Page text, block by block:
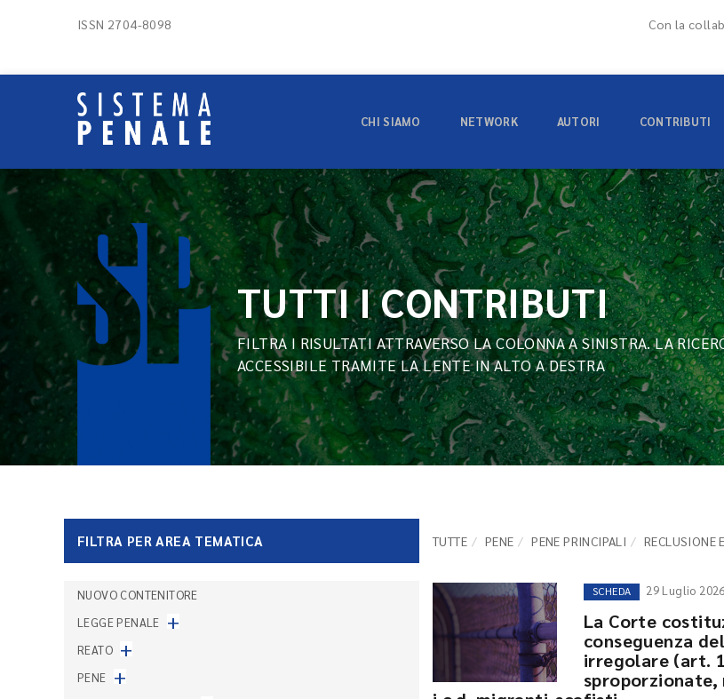
ISSN 2704-8098 Con la
CHI SIAMO NETWORK AUTORI CONTRIBUTI
TUTTI I CONTRIBUTI
FILTRA I RISULTATI ATTRAVERSO LA COLONNA A SINISTRA. LA
ACCESSIBILE TRAMITE LA LENTE IN ALTO A DESTRA
FILTRA PER AREA TEMATICA TUTTE PENE PENE PRINCIPALI RECLUSIONE
NUOVO CONTENITORE
LEGGE PENALE +
REATO +
PENE +
SCHEDA 29 Luglio 2026
La Corte
conseguenza
irregolare (art.